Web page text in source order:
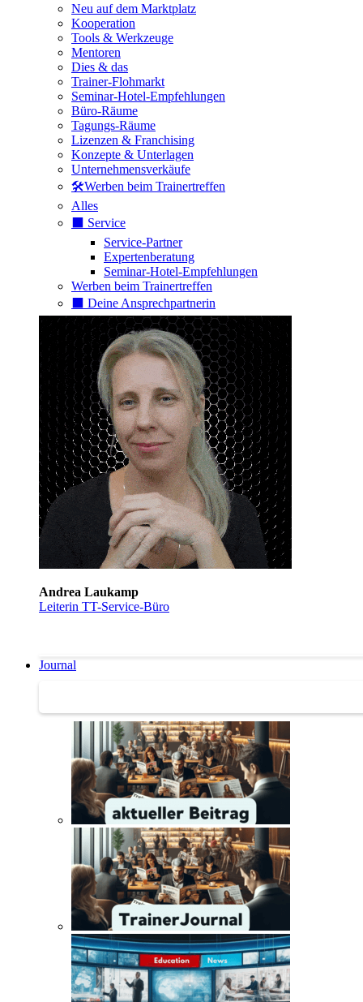
Neu auf dem Marktplatz
Kooperation
Tools & Werkzeuge
Mentoren
Dies & das
Trainer-Flohmarkt
Seminar-Hotel-Empfehlungen
Büro-Räume
Tagungs-Räume
Lizenzen & Franchising
Konzepte & Unterlagen
Unternehmensverkäufe
🛠️Werben beim Trainertreffen
Alles
⬛️ Service
Service-Partner
Expertenberatung
Seminar-Hotel-Empfehlungen
Werben beim Trainertreffen
⬛️ Deine Ansprechpartnerin
Andrea Laukamp
Leiterin TT-Service-Büro
Journal